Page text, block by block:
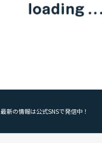
最新の情報は公式SNSで発信中！